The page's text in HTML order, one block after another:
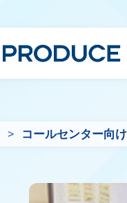
コールセンター向